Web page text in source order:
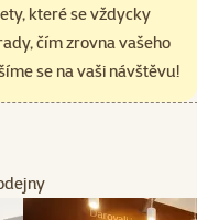
které se vždycky
čím zrovna vašeho
se na vaši návštěvu!